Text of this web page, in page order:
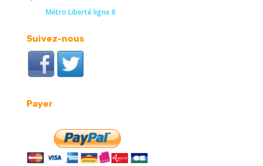
Métro Liberté ligne 8
Suivez-nous
Payer